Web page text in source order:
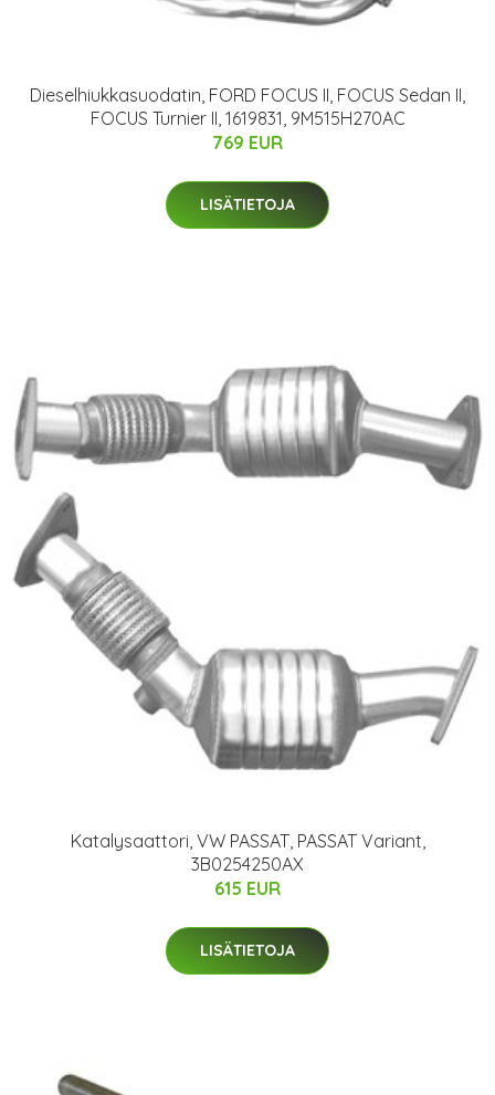
Dieselhiukkasuodatin, FORD FOCUS II, FOCUS Sedan II,
FOCUS Turnier II, 1619831, 9M515H270AC
769 EUR
LISÄTIETOJA
Katalysaattori, VW PASSAT, PASSAT Variant,
3B0254250AX
615 EUR
LISÄTIETOJA